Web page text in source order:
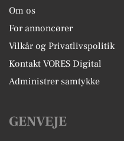
Om os
For annoncører
Vilkår og Privatlivspolitik
Kontakt VORES Digital
Administrer samtykke
GENVEJE